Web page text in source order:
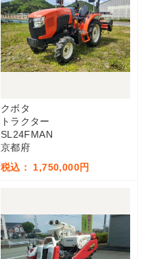
クボタ
トラクター
SL24FMAN
京都府
税込： 1,750,000円